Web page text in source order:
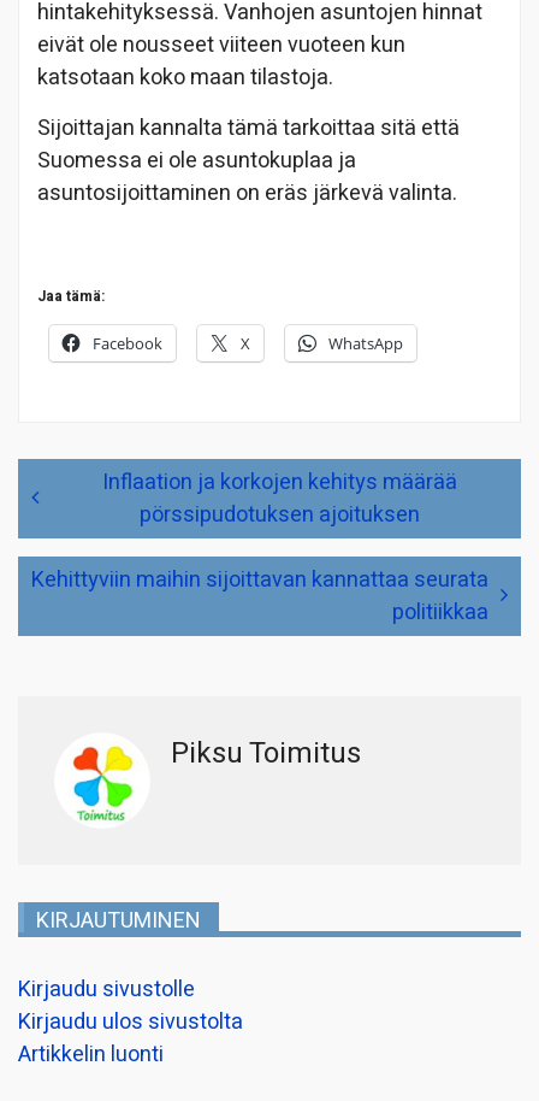
hintakehityksessä. Vanhojen asuntojen hinnat
eivät ole nousseet viiteen vuoteen kun
katsotaan koko maan tilastoja.
Sijoittajan kannalta tämä tarkoittaa sitä että
Suomessa ei ole asuntokuplaa ja
asuntosijoittaminen on eräs järkevä valinta.
Jaa tämä:
Facebook X WhatsApp
selaus
Inflaation ja korkojen kehitys määrää
pörssipudotuksen ajoituksen
Kehittyviin maihin sijoittavan kannattaa seurata
politiikkaa
Piksu Toimitus
KIRJAUTUMINEN
Kirjaudu sivustolle
Kirjaudu ulos sivustolta
Artikkelin luonti